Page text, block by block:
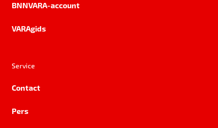
BNNVARA-account
VARAgids
Service
Contact
Pers